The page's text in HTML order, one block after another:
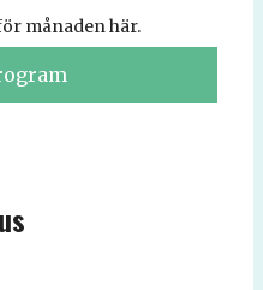
månaden här.